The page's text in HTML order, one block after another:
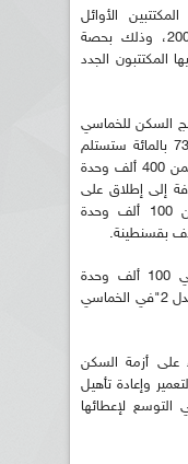
الأوائل
المسجلين في برنامج عدل 2001 و2002، وذلك بحصة
إليها المكتتبون الجدد
من برنامج السكن للخماسي
2010-2014 على المستوى الوطني و 73 بالمائة ستستلم
قريبا، حيث تم تسجيل حصة جديدة تتضمن 400 ألف وحدة
إلى إطلاق على
المستوى الوطني أشغال بناء أزيد من 100 ألف وحدة
وتتوقع الحكومة تسجيل فائض بحوالي 100 ألف وحدة
سكنية عند الانتهاء من توزيع سكنات "عدل 2"في الخماسي
على أزمة السكن
وإعادة تأهيل
التوسع لإعطائها